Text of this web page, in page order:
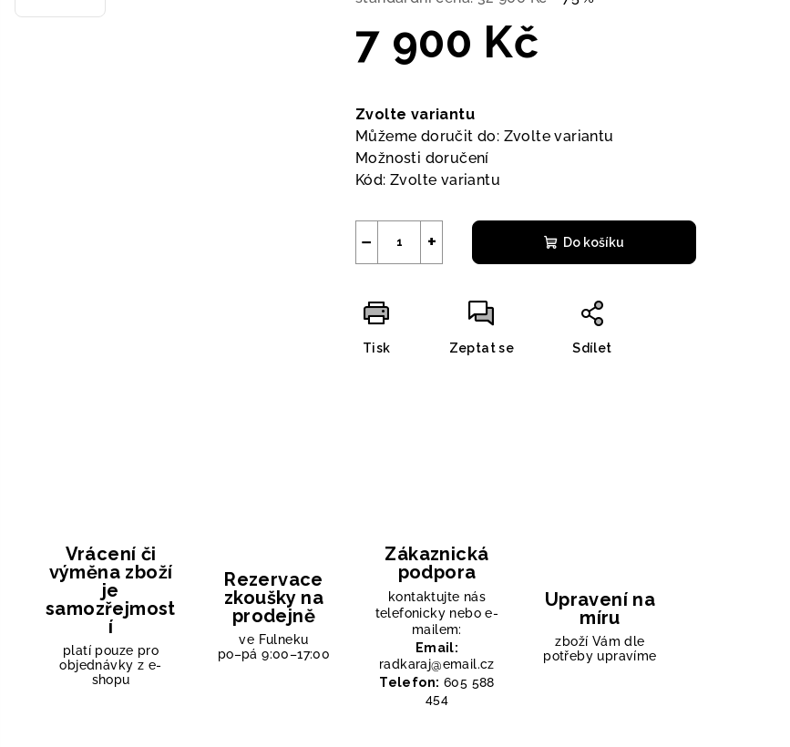
7 900 Kč
cena:
Zvolte variantu
Můžeme doručit do: Zvolte variantu
Možnosti doručení
Kód: Zvolte variantu
+
− Do košíku
Tisk Zeptat se Sdílet
Vrácení či
výměna zboží
je
samozřejmost
í
platí pouze pro
objednávky z e-
shopu
Rezervace
zkoušky na
prodejně
ve Fulneku
po–pá 9:00–17:00
Zákaznická
podpora
kontaktujte nás
telefonicky nebo e-
mailem:
Email:
radkaraj@email.cz
Telefon: 605 588
454
Upravení na
míru
zboží Vám dle
potřeby upravíme